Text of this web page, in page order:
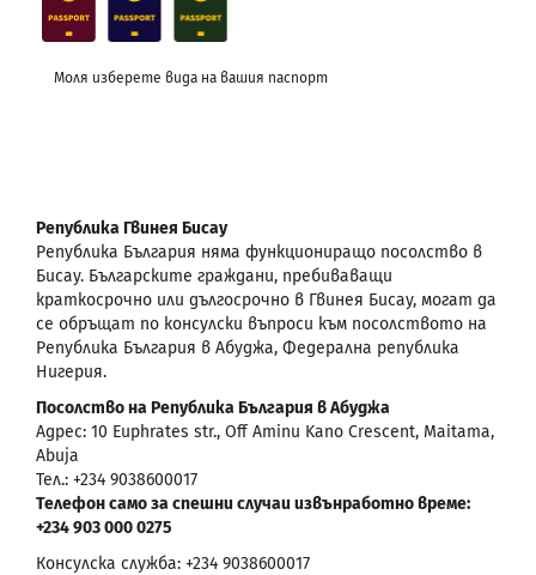
Моля изберете вида на вашия паспорт
Република Гвинея Бисау
Република България няма функциониращо посолство в
Бисау. Българските граждани, пребиваващи
краткосрочно или дългосрочно в Гвинея Бисау, могат да
се обръщат по консулски въпроси към посолството на
Република България в Абуджа, Федерална република
Нигерия.
Посолство на Република България в Абуджа
Адрес: 10 Euphrates str., Off Aminu Kano Crescent, Maitama,
Abuja
Тел.: +234 9038600017
Телефон само за спешни случаи извънработно време:
+234 903 000 0275
Консулска служба: +234 9038600017